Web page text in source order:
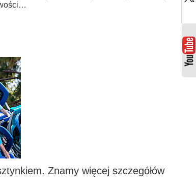
Znamy więcej szczegółów